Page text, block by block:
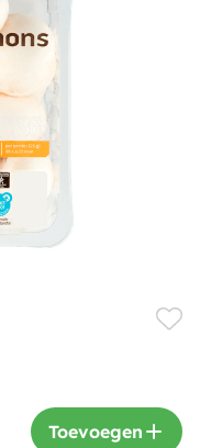
Toevoegen